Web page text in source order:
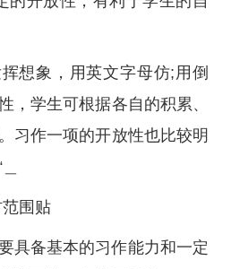
想象，用英文字母仿;用倒
，学生可根据各自的积累、
习作一项的开放性也比较明
范围贴
具备基本的习作能力和一定